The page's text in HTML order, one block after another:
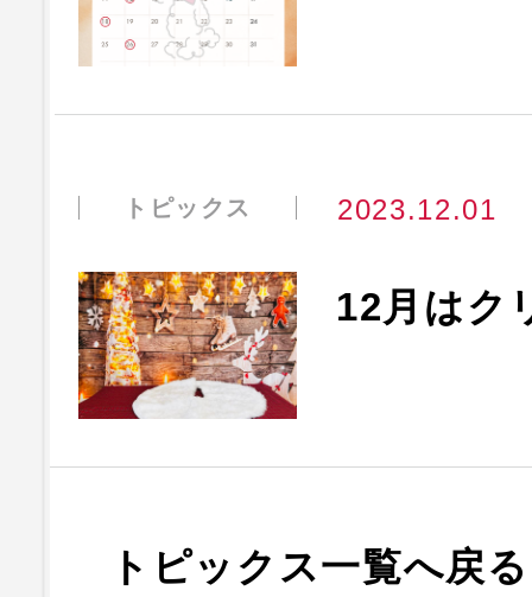
トピックス 2023.12.01
12月はク
トピックス一覧へ戻る